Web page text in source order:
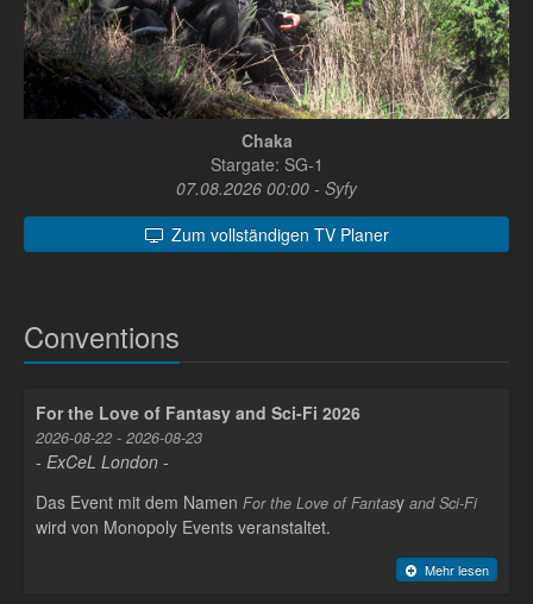
Chaka
Stargate: SG-1
07.08.2026 00:00 - Syfy
Zum vollständigen TV Planer
Conventions
For the Love of Fantasy and Sci-Fi 2026
2026-08-22 - 2026-08-23
- ExCeL London -
Das Event mit dem Namen For the Love of Fantasy and Sci-Fi
wird von Monopoly Events veranstaltet.
Mehr lesen